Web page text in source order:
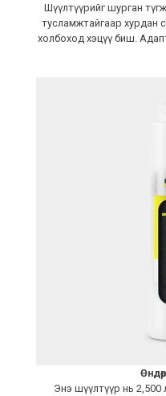
Шүүлтүүрийг шурган
тусламжтайгаар
холбоход хэцүү биш.
Энэ шүүлтүүр нь 2,500